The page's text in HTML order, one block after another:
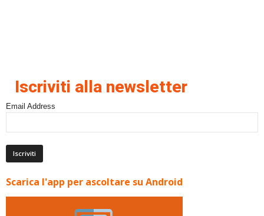
Iscriviti alla newsletter
Email Address
Scarica l'app per ascoltare su Android